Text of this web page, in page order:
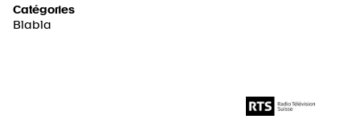
Catégories
Blabla